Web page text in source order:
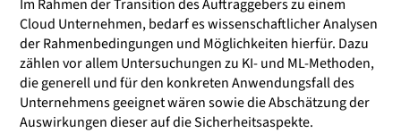
Im Rahmen der Transition des Auftraggebers zu einem
Cloud Unternehmen, bedarf es wissenschaftlicher Analysen
der Rahmenbedingungen und Möglichkeiten hierfür. Dazu
zählen vor allem Untersuchungen zu KI- und ML-Methoden,
die generell und für den konkreten Anwendungsfall des
Unternehmens geeignet wären sowie die Abschätzung der
Auswirkungen dieser auf die Sicherheitsaspekte.